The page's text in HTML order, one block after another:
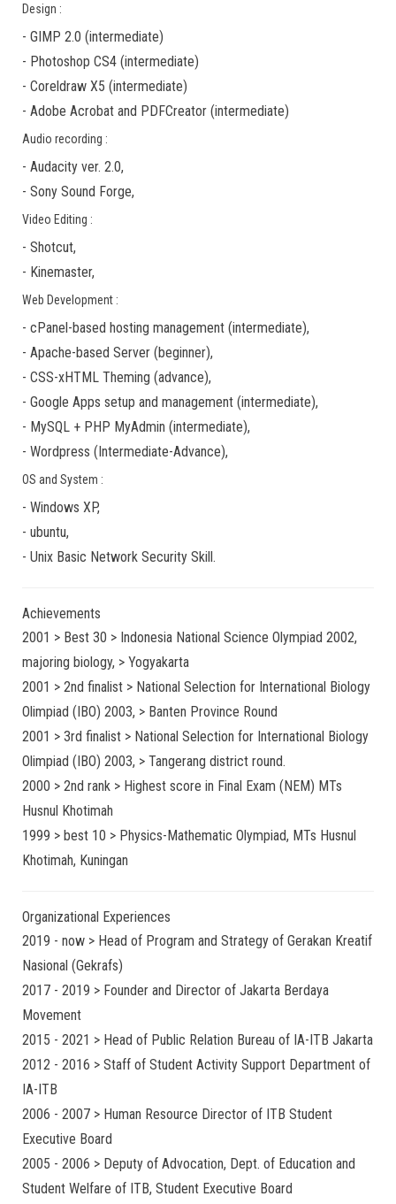
Design :
- GIMP 2.0 (intermediate)
- Photoshop CS4 (intermediate)
- Coreldraw X5 (intermediate)
- Adobe Acrobat and PDFCreator (intermediate)
Audio recording :
- Audacity ver. 2.0,
- Sony Sound Forge,
Video Editing :
- Shotcut,
- Kinemaster,
Web Development :
- cPanel-based hosting management (intermediate),
- Apache-based Server (beginner),
- CSS-xHTML Theming (advance),
- Google Apps setup and management (intermediate),
- MySQL + PHP MyAdmin (intermediate),
- Wordpress (Intermediate-Advance),
OS and System :
- Windows XP,
- ubuntu,
- Unix Basic Network Security Skill.
Achievements
2001 > Best 30 > Indonesia National Science Olympiad 2002,
majoring biology, > Yogyakarta
2001 > 2nd finalist > National Selection for International Biology
Olimpiad (IBO) 2003, > Banten Province Round
2001 > 3rd finalist > National Selection for International Biology
Olimpiad (IBO) 2003, > Tangerang district round.
2000 > 2nd rank > Highest score in Final Exam (NEM) MTs
Husnul Khotimah
1999 > best 10 > Physics-Mathematic Olympiad, MTs Husnul
Khotimah, Kuningan
Organizational Experiences
2019 - now > Head of Program and Strategy of Gerakan Kreatif
Nasional (Gekrafs)
2017 - 2019 > Founder and Director of Jakarta Berdaya
Movement
2015 - 2021 > Head of Public Relation Bureau of IA-ITB Jakarta
2012 - 2016 > Staff of Student Activity Support Department of
IA-ITB
2006 - 2007 > Human Resource Director of ITB Student
Executive Board
2005 - 2006 > Deputy of Advocation, Dept. of Education and
Student Welfare of ITB, Student Executive Board